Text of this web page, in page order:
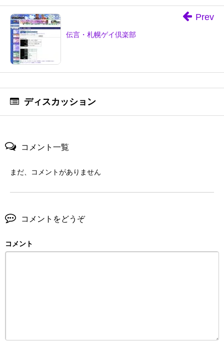
伝言・札幌ゲイ倶楽部
Prev
ディスカッション
コメント一覧
まだ、コメントがありません
コメントをどうぞ
コメント